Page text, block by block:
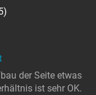
der Seite etwas
ist sehr OK.